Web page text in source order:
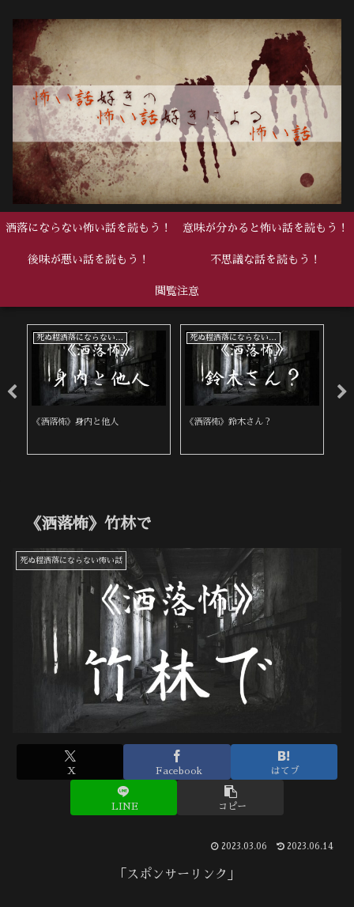
洒落にならない怖い話を読もう！ 意味が分かると怖い話を読もう！
後味が悪い話を読もう！ 不思議な話を読もう！
閲覧注意
死ぬ程洒落にならない怖い話
《洒落怖》身内と他人
死ぬ程洒落にならない怖い話
《洒落怖》鈴木さん？
《洒落怖》竹林で
死ぬ程洒落にならない怖い話
X Facebook はてブ
LINE コピー
2023.03.06 2023.06.14
「スポンサーリンク」